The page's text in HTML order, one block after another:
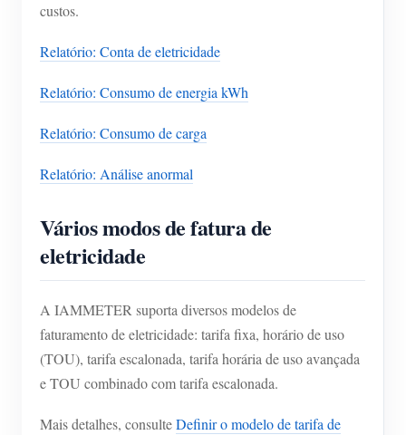
custos.
Relatório: Conta de eletricidade
Relatório: Consumo de energia kWh
Relatório: Consumo de carga
Relatório: Análise anormal
Vários modos de fatura de
eletricidade
A IAMMETER suporta diversos modelos de
faturamento de eletricidade: tarifa fixa, horário de uso
(TOU), tarifa escalonada, tarifa horária de uso avançada
e TOU combinado com tarifa escalonada.
Mais detalhes, consulteDefinir o modelo de tarifa de